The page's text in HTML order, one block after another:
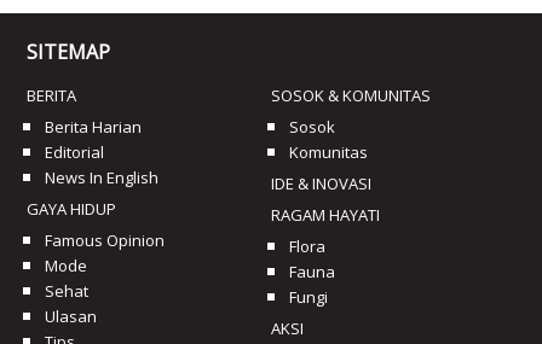
SITEMAP
BERITA
Berita Harian
Editorial
News In English
GAYA HIDUP
Famous Opinion
Mode
Sehat
Ulasan
SOSOK & KOMUNITAS
Sosok
Komunitas
IDE & INOVASI
RAGAM HAYATI
Flora
Fauna
Fungi
AKSI